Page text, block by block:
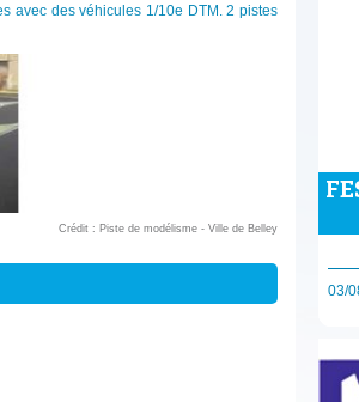
avec des véhicules 1/10e DTM. 2 pistes
Crédit : Piste de modélisme - Ville de Belley
03/